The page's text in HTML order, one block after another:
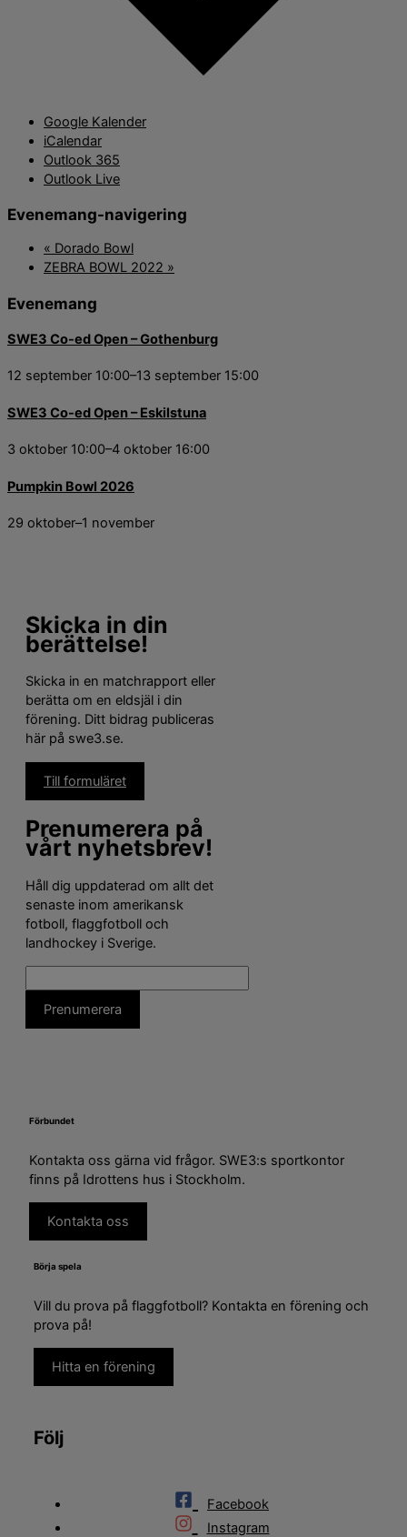
Google Kalender
iCalendar
Outlook 365
Outlook Live
Evenemang-navigering
« Dorado Bowl
ZEBRA BOWL 2022 »
Evenemang
SWE3 Co-ed Open – Gothenburg
12 september 10:00–13 september 15:00
SWE3 Co-ed Open – Eskilstuna
3 oktober 10:00–4 oktober 16:00
Pumpkin Bowl 2026
29 oktober–1 november
Skicka in din
berättelse!
Skicka in en matchrapport eller
berätta om en eldsjäl i din
förening. Ditt bidrag publiceras
här på swe3.se.
Till formuläret
Prenumerera på
vårt nyhetsbrev!
Håll dig uppdaterad om allt det
senaste inom amerikansk
fotboll, flaggfotboll och
landhockey i Sverige.
Förbundet
Kontakta oss gärna vid frågor. SWE3:s sportkontor
finns på Idrottens hus i Stockholm.
Kontakta oss
Börja spela
Vill du prova på flaggfotboll? Kontakta en förening och
prova på!
Hitta en förening
Följ
Facebook
Instagram